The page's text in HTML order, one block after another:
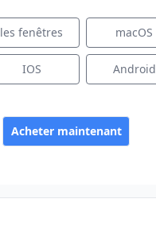
les fenêtres macOS
IOS Android
Acheter maintenant